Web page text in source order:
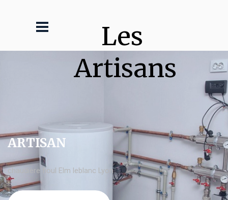
Les
Artisans
ARTISAN
chaudière fioul Elm leblanc Lyon